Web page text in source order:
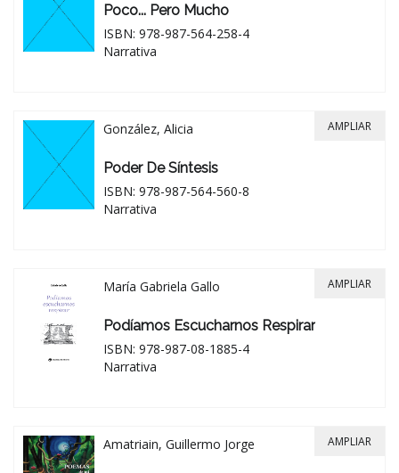
Poco... Pero Mucho
ISBN: 978-987-564-258-4
Narrativa
González, Alicia
Poder De Síntesis
ISBN: 978-987-564-560-8
Narrativa
AMPLIAR
María Gabriela Gallo
Podíamos Escucharnos Respirar
ISBN: 978-987-08-1885-4
Narrativa
AMPLIAR
Amatriain, Guillermo Jorge AMPLIAR